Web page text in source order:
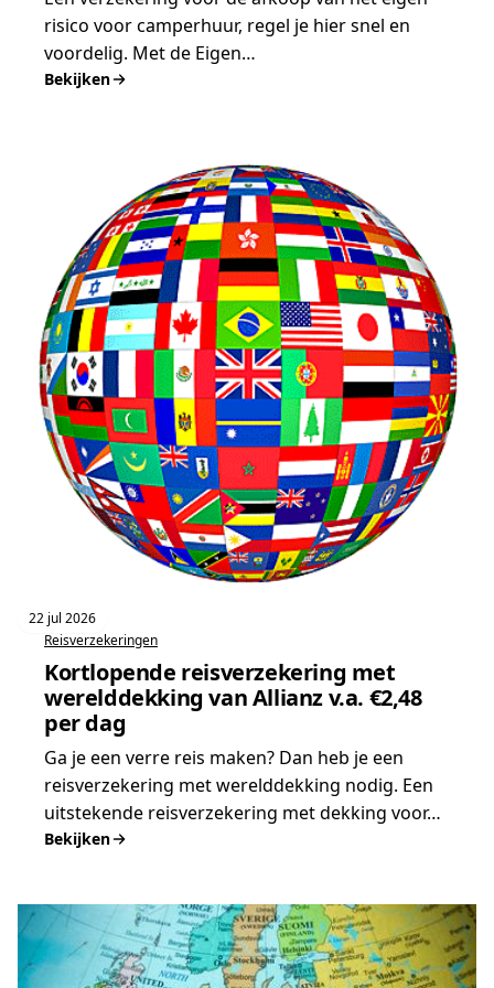
risico voor camperhuur, regel je hier snel en
voordelig. Met de Eigen…
Bekijken
:
borg
van
huurcamper
22 jul 2026
Reisverzekeringen
Kortlopende reisverzekering met
werelddekking van Allianz v.a. €2,48
per dag
Ga je een verre reis maken? Dan heb je een
reisverzekering met werelddekking nodig. Een
uitstekende reisverzekering met dekking voor…
Bekijken
:
met
werelddekking
van